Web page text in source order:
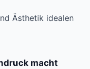
Ästhetik idealen
macht